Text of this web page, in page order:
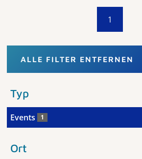
1
ALLE FILTER ENTFERNEN
Typ
Events 1
Ort